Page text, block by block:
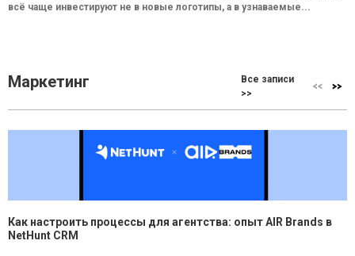
всё чаще инвестируют не в новые логотипы, а в узнаваемые...
Маркетинг
Все записи
>>
Как настроить процессы для агентства: опыт AIR Brands в
NetHunt CRM